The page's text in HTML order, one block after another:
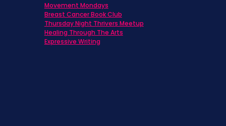
Movement Mondays
Breast Cancer Book Club
Thursday Night Thrivers Meetup
Healing Through The Arts
Expressive Writing